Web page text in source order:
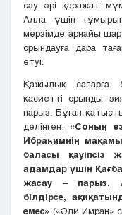
сау әрі қаражат
Алла үшін
мерзімде арнайы
орындауға дара
етуі.
Қажылық сапарға
қасиетті орынды
парыз. Бұған
делінген: «Соның
Ибраһимнің
баласы
адамдар үшін
жасау – парыз.
білдірсе,
емес» («Әли Имран»